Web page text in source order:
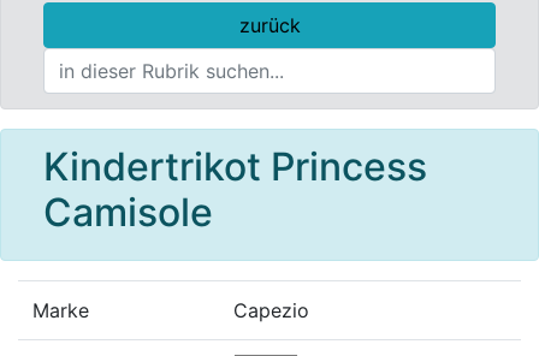
zurück
Kindertrikot Princess
Camisole
Marke Capezio